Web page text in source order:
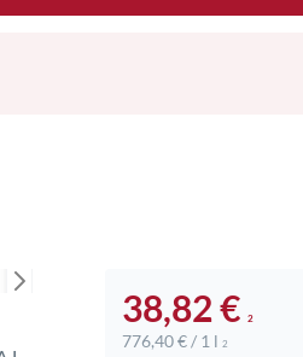
38,82 € 2
776,40 € / 1 l 2